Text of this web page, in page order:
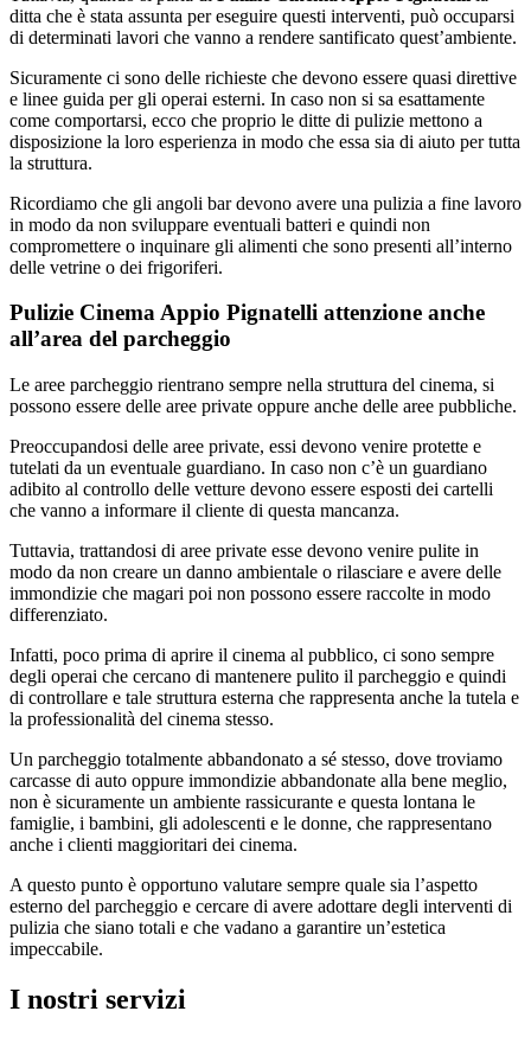
ditta che è stata assunta per eseguire questi interventi, può occuparsi
di determinati lavori che vanno a rendere santificato quest’ambiente.
Sicuramente ci sono delle richieste che devono essere quasi direttive
e linee guida per gli operai esterni. In caso non si sa esattamente
come comportarsi, ecco che proprio le ditte di pulizie mettono a
disposizione la loro esperienza in modo che essa sia di aiuto per tutta
la struttura.
Ricordiamo che gli angoli bar devono avere una pulizia a fine lavoro
in modo da non sviluppare eventuali batteri e quindi non
compromettere o inquinare gli alimenti che sono presenti all’interno
delle vetrine o dei frigoriferi.
Pulizie Cinema Appio Pignatelli attenzione anche
all’area del parcheggio
Le aree parcheggio rientrano sempre nella struttura del cinema, si
possono essere delle aree private oppure anche delle aree pubbliche.
Preoccupandosi delle aree private, essi devono venire protette e
tutelati da un eventuale guardiano. In caso non c’è un guardiano
adibito al controllo delle vetture devono essere esposti dei cartelli
che vanno a informare il cliente di questa mancanza.
Tuttavia, trattandosi di aree private esse devono venire pulite in
modo da non creare un danno ambientale o rilasciare e avere delle
immondizie che magari poi non possono essere raccolte in modo
differenziato.
Infatti, poco prima di aprire il cinema al pubblico, ci sono sempre
degli operai che cercano di mantenere pulito il parcheggio e quindi
di controllare e tale struttura esterna che rappresenta anche la tutela e
la professionalità del cinema stesso.
Un parcheggio totalmente abbandonato a sé stesso, dove troviamo
carcasse di auto oppure immondizie abbandonate alla bene meglio,
non è sicuramente un ambiente rassicurante e questa lontana le
famiglie, i bambini, gli adolescenti e le donne, che rappresentano
anche i clienti maggioritari dei cinema.
A questo punto è opportuno valutare sempre quale sia l’aspetto
esterno del parcheggio e cercare di avere adottare degli interventi di
pulizia che siano totali e che vadano a garantire un’estetica
impeccabile.
I nostri servizi